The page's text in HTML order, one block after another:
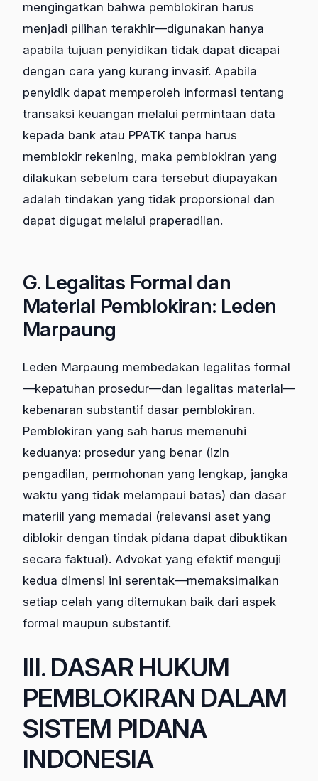
mengingatkan bahwa pemblokiran harus
menjadi pilihan terakhir—digunakan hanya
apabila tujuan penyidikan tidak dapat dicapai
dengan cara yang kurang invasif. Apabila
penyidik dapat memperoleh informasi tentang
transaksi keuangan melalui permintaan data
kepada bank atau PPATK tanpa harus
memblokir rekening, maka pemblokiran yang
dilakukan sebelum cara tersebut diupayakan
adalah tindakan yang tidak proporsional dan
dapat digugat melalui praperadilan.
G. Legalitas Formal dan
Material Pemblokiran: Leden
Marpaung
Leden Marpaung membedakan legalitas formal
—kepatuhan prosedur—dan legalitas material—
kebenaran substantif dasar pemblokiran.
Pemblokiran yang sah harus memenuhi
keduanya: prosedur yang benar (izin
pengadilan, permohonan yang lengkap, jangka
waktu yang tidak melampaui batas) dan dasar
materiil yang memadai (relevansi aset yang
diblokir dengan tindak pidana dapat dibuktikan
secara faktual). Advokat yang efektif menguji
kedua dimensi ini serentak—memaksimalkan
setiap celah yang ditemukan baik dari aspek
formal maupun substantif.
III. DASAR HUKUM
PEMBLOKIRAN DALAM
SISTEM PIDANA
INDONESIA